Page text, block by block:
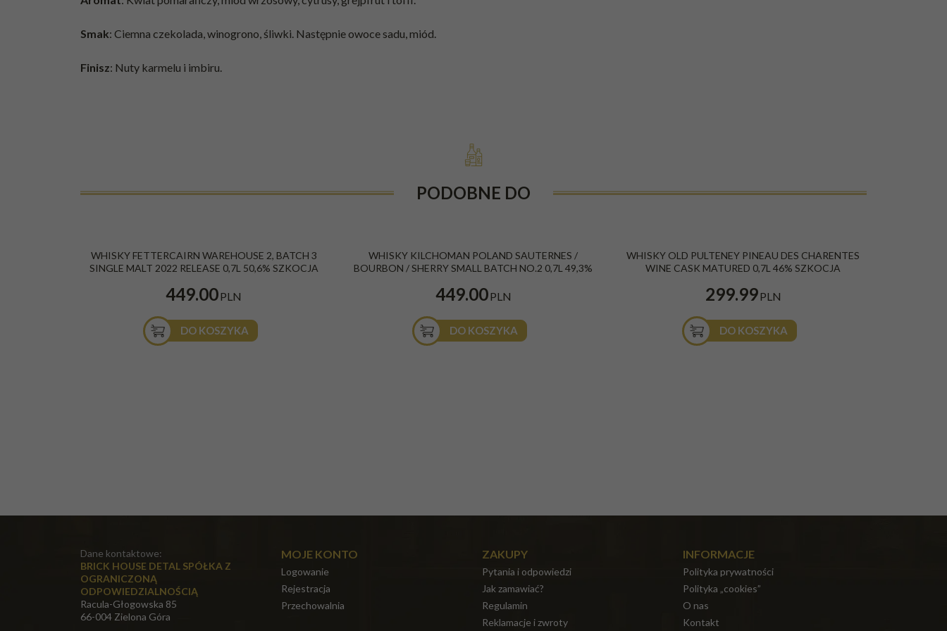
Smak: Ciemna czekolada, winogrono, śliwki. Następnie owoce sadu, miód.
Finisz: Nuty karmelu i imbiru.
PODOBNE DO
WHISKY FETTERCAIRN WAREHOUSE 2, BATCH 3
SINGLE MALT 2022 RELEASE 0,7L 50,6% SZKOCJA
449.00PLN
DO KOSZYKA
WHISKY KILCHOMAN POLAND SAUTERNES /
BOURBON / SHERRY SMALL BATCH NO.2 0,7L 49,3%
449.00PLN
DO KOSZYKA
WHISKY OLD PULTENEY PINEAU DES CHARENTES
WINE CASK MATURED 0,7L 46% SZKOCJA
299.99PLN
DO KOSZYKA
Dane kontaktowe:
BRICK HOUSE DETAL SPÓŁKA Z
OGRANICZONĄ
ODPOWIEDZIALNOŚCIĄ
Racula-Głogowska 85
66-004 Zielona Góra
MOJE KONTO
Logowanie
Rejestracja
Przechowalnia
ZAKUPY
Pytania i odpowiedzi
Jak zamawiać?
Regulamin
Reklamacje i zwroty
INFORMACJE
Polityka prywatności
Polityka „cookies”
O nas
Kontakt